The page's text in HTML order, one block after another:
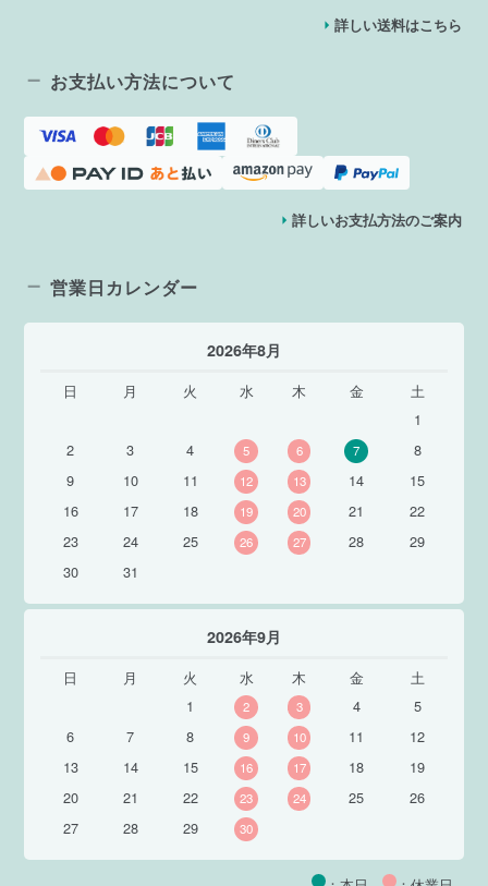
詳しい送料はこちら
お支払い方法について
詳しいお支払方法のご案内
営業日カレンダー
2026年8月
日 月 火 水 木 金
土
1
2
3 4 5 6 7
8
9
10 11 12 13 14
15
16
17 18 19 20 21
22
23
24 25 26 27 28
29
30
31
2026年9月
日 月 火 水 木 金
土
1
2 3 4
5
6
7 8 9 10 11
12
13
14 15 16 17 18
19
20
21 22 23 24 25
26
27
28 29 30